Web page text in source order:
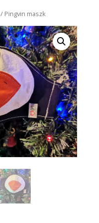
/ Pingvin maszk